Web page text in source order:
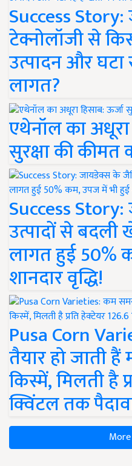
Success
टेक्नोलॉजी से
उत्पादन और
लागत?
एथेनॉल का अधूरा
सुरक्षा की कीमत
Success
उत्पादों से बदली
लागत हुई 50%
शानदार वृद्धि!
Pusa Corn
तैयार हो जाती
किस्में, मिलती है
क्विंटल तक